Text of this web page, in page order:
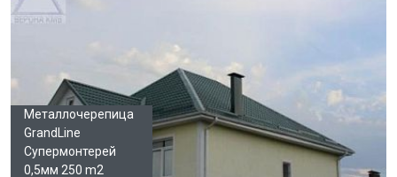
Металлочерепица
GrandLine
Супермонтерей
0,5мм 250 m2